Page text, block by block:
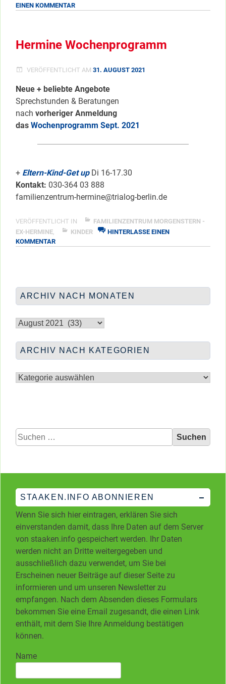
EINEN KOMMENTARZU
Hermine Wochenprogramm
VERÖFFENTLICHT AM 31. AUGUST 2021
Neue + beliebte Angebote
Sprechstunden & Beratungen
nach vorheriger Anmeldung
das Wochenprogramm Sept. 2021
+ Eltern-Kind-Get up Di 16-17.30
Kontakt: 030-364 03 888
familienzentrum-hermine@trialog-berlin.de
VERÖFFENTLICHT IN
FAMILIENZENTRUM MORGENSTERN -
EX-HERMINE, KINDER
HINTERLASSE EINEN
KOMMENTARZU
ARCHIV NACH MONATEN
nach
ARCHIV NACH KATEGORIEN
nach
Suchen
nach:
STAAKEN.INFO ABONNIEREN
Wenn Sie sich hier eintragen, erklären Sie sich
einverstanden damit, dass Ihre Daten auf dem Server
von staaken.info gespeichert werden. Ihr Daten
werden nicht an Dritte weitergegeben und
ausschließlich dazu verwendet, um Sie bei
Erscheinen neuer Beiträge auf dieser Seite zu
informieren und um unseren Newsletter zu
empfangen. Nach dem Absenden dieses Formulars
bekommen Sie eine Email zugesandt, die einen Link
enthält, mit dem Sie Ihre Anmeldung bestätigen
können.
Name